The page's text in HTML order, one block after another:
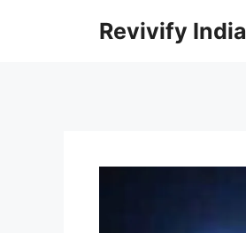
Revivify India